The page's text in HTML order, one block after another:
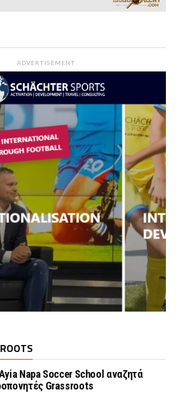
ADVERTISEMENT
Napa Soccer School αναζητά
Grassroots